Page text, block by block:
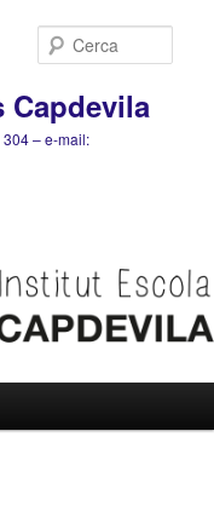
Capdevila
– e-mail: